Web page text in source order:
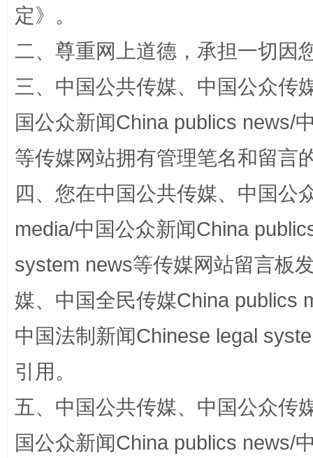
国家大学科技园优化重塑工作
定》。
二、尊重网上道德，承担一切因
三、中国公共传媒、中国公众传
国公众新闻China publics news/
等传媒网站拥有管理笔名和留言
四、您在中国公共传媒、中国公
media/中国公众新闻China
system news等传媒网站留言板
媒、中国全民传媒China publics
中国法制新闻Chinese legal
引用。
五、中国公共传媒、中国公众传
国公众新闻China publics news/